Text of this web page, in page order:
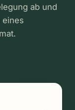
ab und
eines